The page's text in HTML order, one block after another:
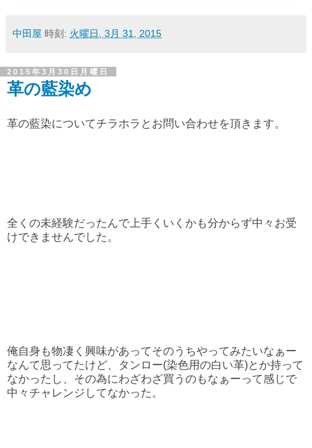
中田屋 時刻: 火曜日, 3月 31, 2015
2015年3月30日月曜日
革の藍染め
革の藍染についてチラホラとお問い合わせを頂きます。
全くの未経験だったんで上手くいくかも分からず中々お受
けできませんでした。
俺自身も物凄く興味があってそのうちやってみたいなぁー
なんて思ってたけど、タンロー(染色用の白い革)とか持って
なかったし、その為にわざわざ買うのもなぁーって感じで
中々チャレンジしてなかった。